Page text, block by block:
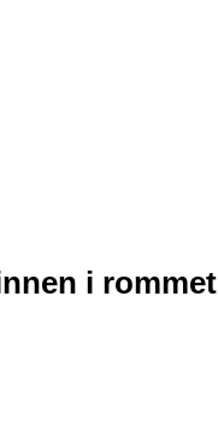
i rommet